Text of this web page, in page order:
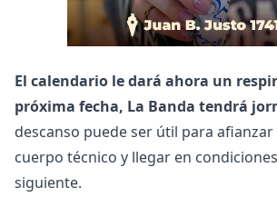
El calendario le dará ahora un
próxima fecha, La Banda tendrá
descanso puede ser útil para
cuerpo técnico y llegar en
siguiente.